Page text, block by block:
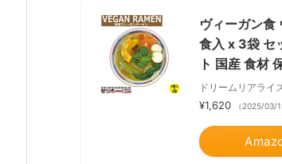
ヴィーガン食
食入 x 3袋 セ
ト 国産 食材
ドリームリアライ
¥1,620 （2025/03/